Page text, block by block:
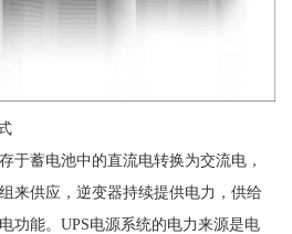
于蓄电池中的直流电转换为交流电，
来供应，逆变器持续提供电力，供给
功能。UPS电源系统的电力来源是电